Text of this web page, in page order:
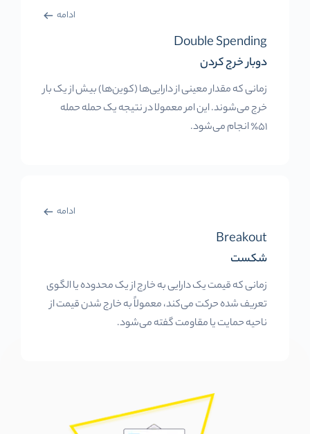
ادامه
Double Spending
دوبار خرج کردن
زمانی که مقدار معینی از دارایی‌ها (کوین‌ها) بیش از یک بار
خرج می‌شوند. این امر معمولا در نتیجه یک حمله حمله
51٪ انجام می‌شود.
ادامه
Breakout
شکست
زمانی که قیمت یک دارایی به خارج از یک محدوده یا الگوی
تعریف شده حرکت می‌کند، معمولاً به خارج شدن قیمت از
ناحیه حمایت یا مقاومت گفته می‌شود.